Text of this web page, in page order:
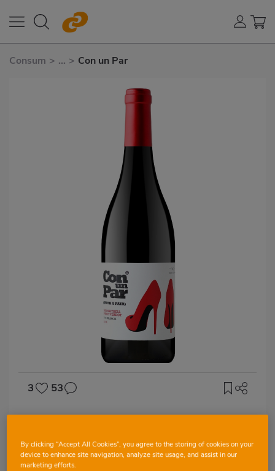
Consum > ... > Con un Par
3 53
Con un par
By clicking “Accept All Cookies”, you agree to the storing of cookies on your
device to enhance site navigation, analyze site usage, and assist in our
marketing efforts.